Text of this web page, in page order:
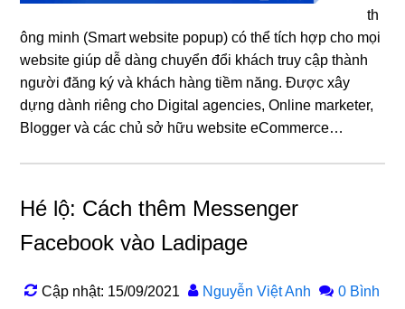
th
ông minh (Smart website popup) có thể tích hợp cho mọi
website giúp dễ dàng chuyển đổi khách truy cập thành
người đăng ký và khách hàng tiềm năng. Được xây
dựng dành riêng cho Digital agencies, Online marketer,
Blogger và các chủ sở hữu website eCommerce…
Hé lộ: Cách thêm Messenger
Facebook vào Ladipage
Cập nhật: 15/09/2021 Nguyễn Việt Anh
0 Bình